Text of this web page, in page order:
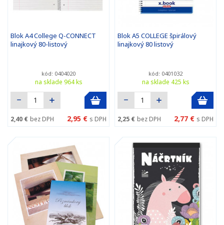
Blok A4 College Q-CONNECT
linajkový 80-listový
kód: 0404020
na sklade 964 ks
2,40 € bez DPH 2,95 € s DPH
Blok A5 COLLEGE špirálový
linajkový 80 listový
kód: 0401032
na sklade 425 ks
2,25 € bez DPH 2,77 € s DPH